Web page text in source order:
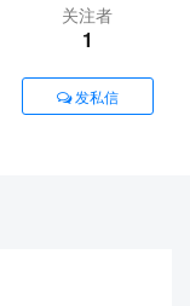
关注者
1
发私信